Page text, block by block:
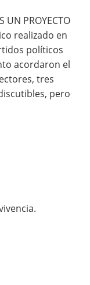
UN PROYECTO
realizado en
políticos
acordaron el
tres
pero